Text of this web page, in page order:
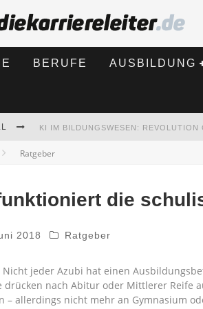
BERUFE AUSBILDUNG
BEWERBEN 2026: WAS SICH
Ratgeber
die
2018 Ratgeber
Nicht jeder Azubi hat einen
drücken nach Abitur oder Mittlerer Reife
– allerdings nicht mehr an Gymnasium